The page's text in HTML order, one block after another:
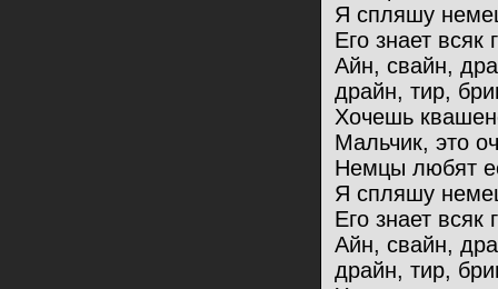
Я спляшу
Его знает всяк
Айн, свайн,
драйн, тир,
Хочешь
Мальчик, это
Немцы любят
Я спляшу
Его знает всяк
Айн, свайн,
драйн, тир,